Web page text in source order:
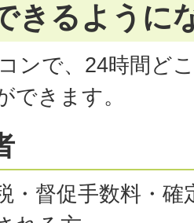
きるように
ンで、24時間ど
できます。
・督促手数料・確